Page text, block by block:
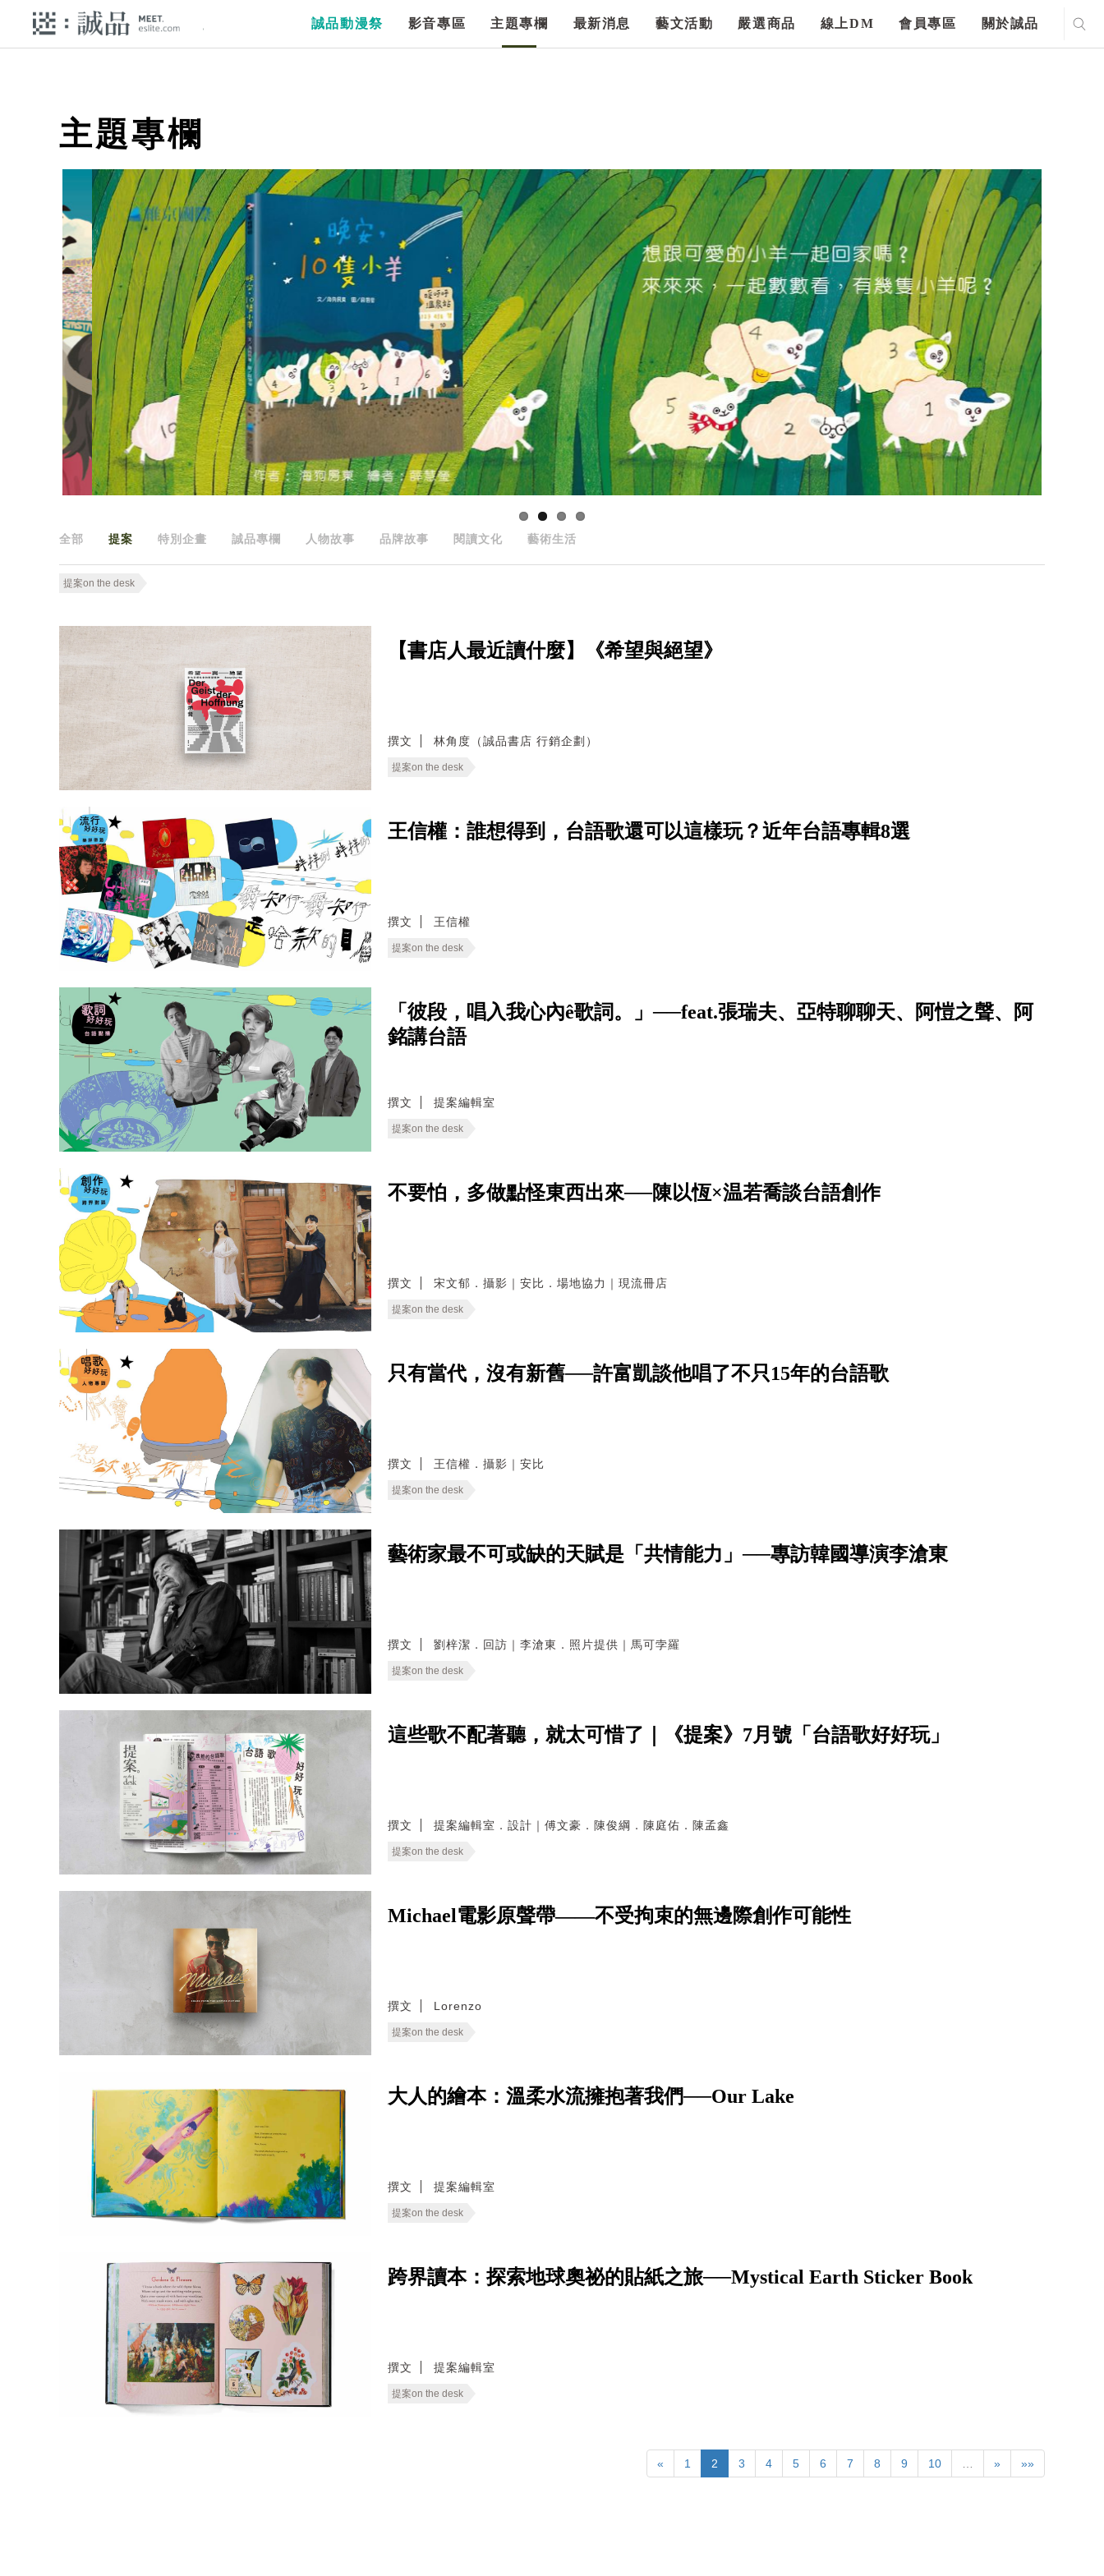
誠品動漫祭 影音專區 主題專欄 最新消息 藝文活動 嚴選商品 線上DM 會員專區 關於誠品
主題專欄
全部 提案 特別企畫 誠品專欄 人物故事 品牌故事 閱讀文化 藝術生活
提案on the desk
【書店人最近讀什麼】《希望與絕望》
撰文 林角度（誠品書店 行銷企劃）
提案on the desk
王信權：誰想得到，台語歌還可以這樣玩？近年台語專輯8選
撰文 王信權
提案on the desk
「彼段，唱入我心內ê歌詞。」──feat.張瑞夫、亞特聊聊天、阿愷之聲、阿
銘講台語
撰文 提案編輯室
提案on the desk
不要怕，多做點怪東西出來──陳以恆×温若喬談台語創作
撰文 宋文郁．攝影｜安比．場地協力｜現流冊店
提案on the desk
只有當代，沒有新舊──許富凱談他唱了不只15年的台語歌
撰文 王信權．攝影｜安比
提案on the desk
藝術家最不可或缺的天賦是「共情能力」──專訪韓國導演李滄東
撰文 劉梓潔．回訪｜李滄東．照片提供｜馬可孛羅
提案on the desk
這些歌不配著聽，就太可惜了｜《提案》7月號「台語歌好好玩」
撰文 提案編輯室．設計｜傅文豪．陳俊綱．陳庭佑．陳孟鑫
提案on the desk
Michael電影原聲帶——不受拘束的無邊際創作可能性
撰文 Lorenzo
提案on the desk
大人的繪本：溫柔水流擁抱著我們──Our Lake
撰文 提案編輯室
提案on the desk
跨界讀本：探索地球奧祕的貼紙之旅──Mystical Earth Sticker Book
撰文 提案編輯室
提案on the desk
« 1 2 3 4 5 6 7 8 9 10 … » »»